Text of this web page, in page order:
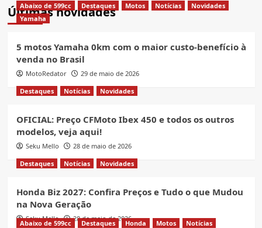
Últimas novidades
Abaixo de 599cc Destaques Motos Notícias
Novidades
Yamaha
5 motos Yamaha 0km com o maior custo-benefício à
venda no Brasil
MotoRedator
29 de maio de 2026
Destaques
Notícias Novidades
OFICIAL: Preço CFMoto Ibex 450 e todos os outros
modelos, veja aqui!
Seku Mello
28 de maio de 2026
Destaques
Notícias Novidades
Honda Biz 2027: Confira Preços e Tudo o que Mudou
na Nova Geração
Seku Mello 28 de maio de 2026
Abaixo de 599cc Destaques Honda Motos
Notícias